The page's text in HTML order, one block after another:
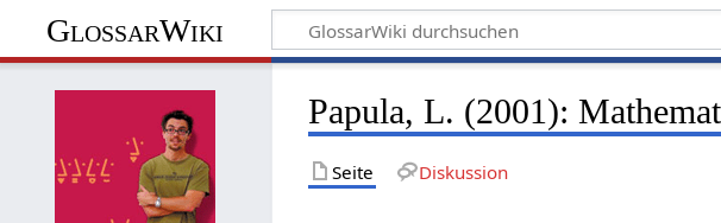
GlossarWiki
Papula, L. (2001):
Seite Diskussion